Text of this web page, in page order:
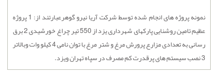
نمونه پروژه های انجام شده توسط شرکت آریا نیرو گوهرعبارتند از: 1 پروژه
عظیم تامین روشنایی پارکهای شهرداری یزد از 550 تیر چراغ خورشیدی 2 برق
رسانی به تعدادی مزارع پرورش مرغ و شتر مرغ با توان نامی 4 کیلو وات وبالاتر
3 نصب سیستم های پرقدرت کم مصرف در سپاه تهران ویزد.